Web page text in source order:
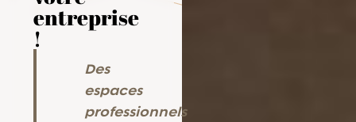
entreprise
!
Des
espaces
professionnels